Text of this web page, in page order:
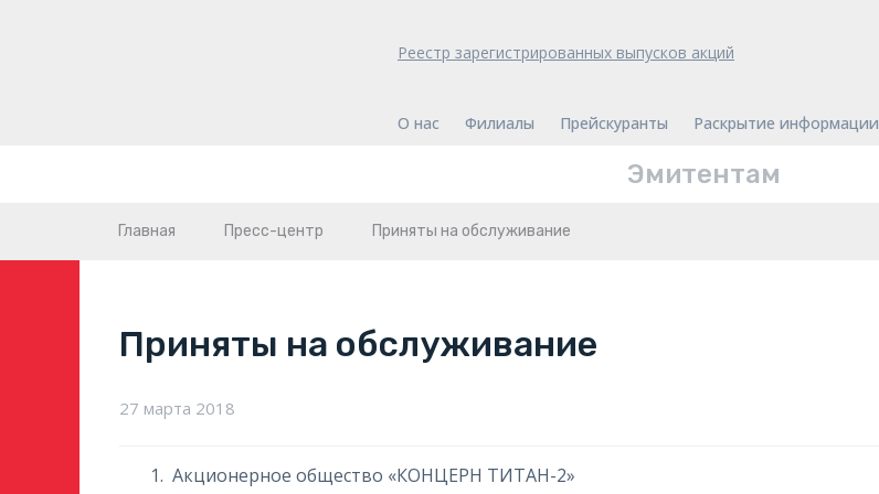
Реестр зарегистрированных выпусков акций
О нас Филиалы Прейскуранты Раскрытие информации
Эмитентам
Главная Пресс-центр Приняты на обслуживание
Приняты на обслуживание
27 марта 2018
Акционерное общество «КОНЦЕРН ТИТАН-2»